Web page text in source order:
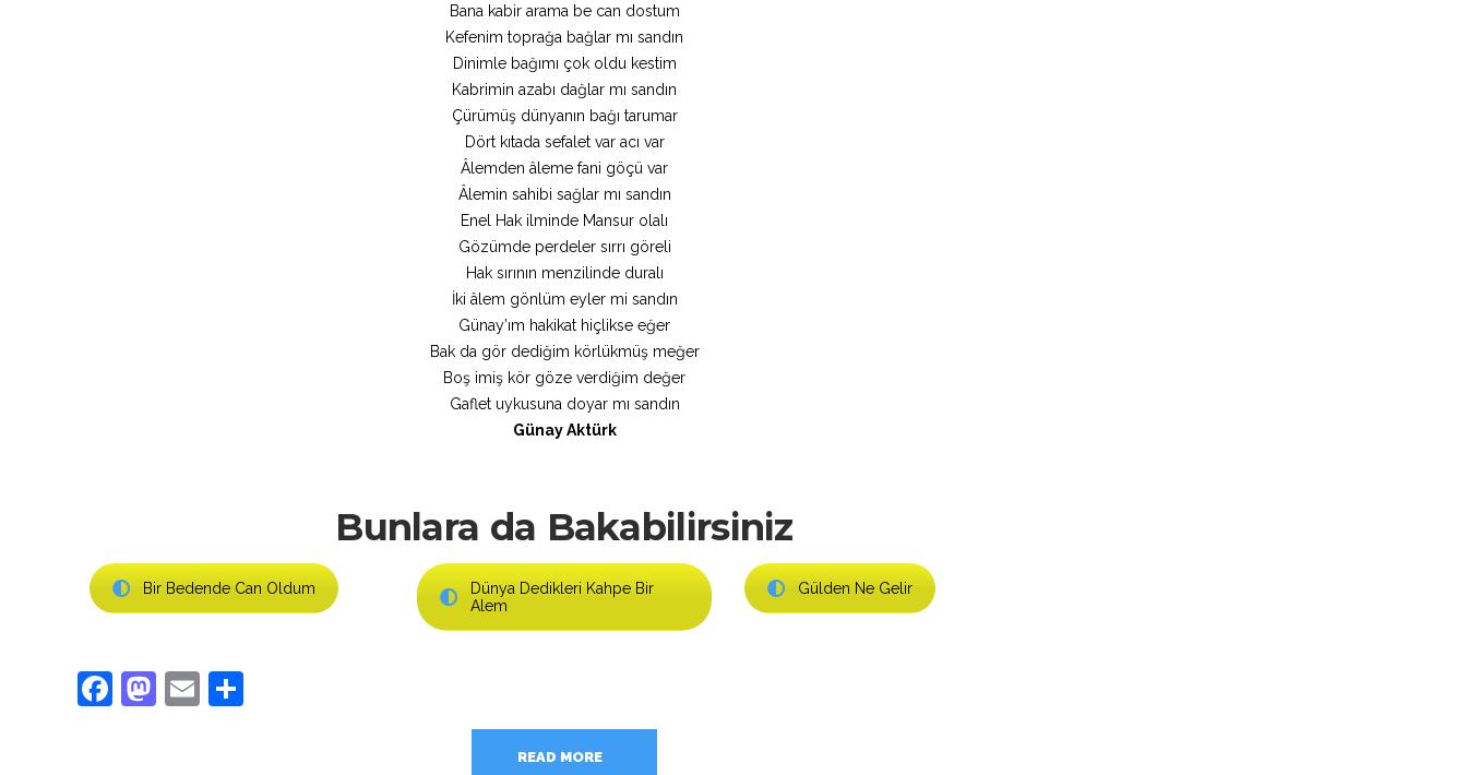
Bana kabir arama be can dostum
Kefenim toprağa bağlar mı sandın
Dinimle bağımı çok oldu kestim
Kabrimin azabı dağlar mı sandın
Çürümüş dünyanın bağı tarumar
Dört kıtada sefalet var acı var
Âlemden âleme fani göçü var
Âlemin sahibi sağlar mı sandın
Enel Hak ilminde Mansur olalı
Gözümde perdeler sırrı göreli
Hak sırının menzilinde duralı
İki âlem gönlüm eyler mi sandın
Günay’ım hakikat hiçlikse eğer
Bak da gör dediğim körlükmüş meğer
Boş imiş kör göze verdiğim değer
Gaflet uykusuna doyar mı sandın
Günay Aktürk
Bunlara da Bakabilirsiniz
Bir Bedende Can Oldum
Dünya Dedikleri Kahpe Bir
Alem
Gülden Ne Gelir
Facebook
Mastodon
Email
READ MORE